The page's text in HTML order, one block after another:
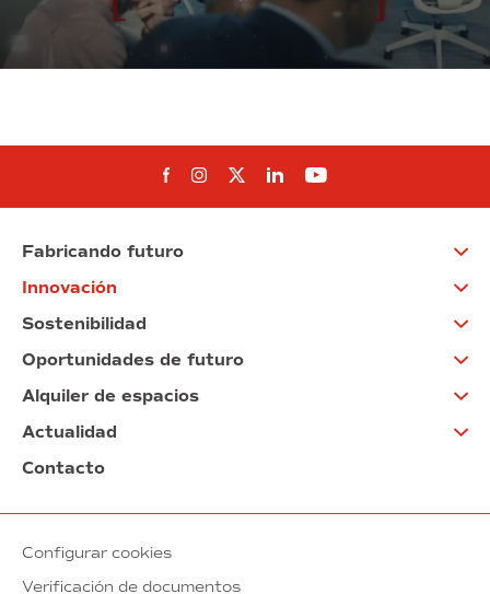
Síguenos en Facebook
Síguenos en Instagram
Síguenos en Twitter
Síguenos en Linkedin
Síguenos en
Fabricando futuro
Innovación
Sostenibilidad
Oportunidades de futuro
Alquiler de espacios
Actualidad
Contacto
Configurar cookies
Verificación de documentos